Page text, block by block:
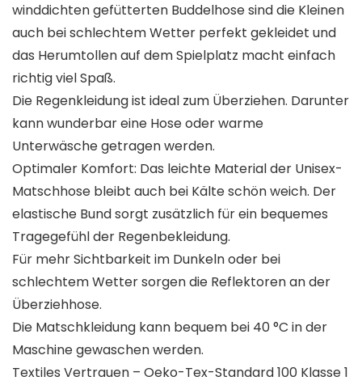
winddichten gefütterten Buddelhose sind die Kleinen
auch bei schlechtem Wetter perfekt gekleidet und
das Herumtollen auf dem Spielplatz macht einfach
richtig viel Spaß.
Die Regenkleidung ist ideal zum Überziehen. Darunter
kann wunderbar eine Hose oder warme
Unterwäsche getragen werden.
Optimaler Komfort: Das leichte Material der Unisex-
Matschhose bleibt auch bei Kälte schön weich. Der
elastische Bund sorgt zusätzlich für ein bequemes
Tragegefühl der Regenbekleidung.
Für mehr Sichtbarkeit im Dunkeln oder bei
schlechtem Wetter sorgen die Reflektoren an der
Überziehhose.
Die Matschkleidung kann bequem bei 40 °C in der
Maschine gewaschen werden.
Textiles Vertrauen – Oeko-Tex-Standard 100 Klasse 1